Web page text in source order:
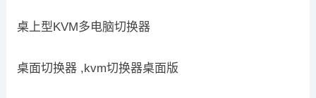
桌上型KVM多电脑切换器
桌面切换器 ,kvm切换器桌面版